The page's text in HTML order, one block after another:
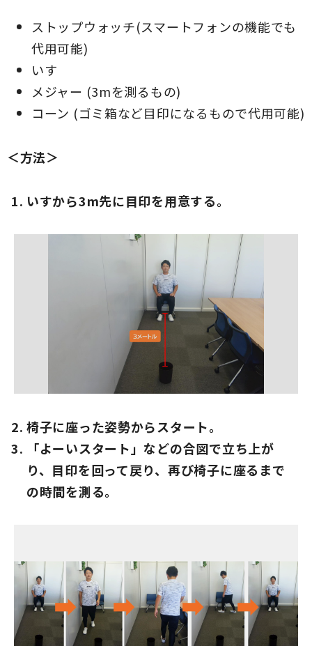
ストップウォッチ(スマートフォンの機能でも
代用可能)
いす
メジャー (3mを測るもの)
コーン (ゴミ箱など目印になるもので代用可能)
＜方法＞
いすから3m先に目印を用意する。
椅子に座った姿勢からスタート。
「よーいスタート」などの合図で立ち上が
り、目印を回って戻り、再び椅子に座るまで
の時間を測る。